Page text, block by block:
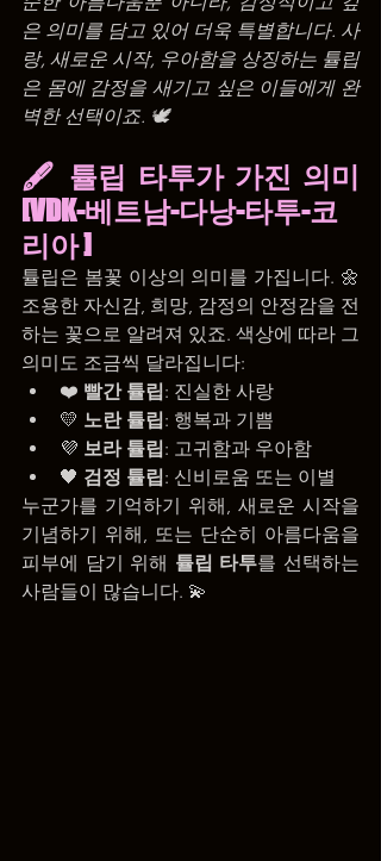
은 의미를 담고 있어 더욱 특별합니다. 사
랑, 새로운 시작, 우아함을 상징하는 튤립
은 몸에 감정을 새기고 싶은 이들에게 완
벽한 선택이죠. 🕊️
🖋️ 튤립 타투가 가진 의미
[VDK-베트남-다낭-타투-코
리아 ]
튤립은 봄꽃 이상의 의미를 가집니다. 🌼
조용한 자신감, 희망, 감정의 안정감을 전
하는 꽃으로 알려져 있죠. 색상에 따라 그
의미도 조금씩 달라집니다:
❤️ 빨간 튤립: 진실한 사랑
💛 노란 튤립: 행복과 기쁨
💜 보라 튤립: 고귀함과 우아함
🖤 검정 튤립: 신비로움 또는 이별
누군가를 기억하기 위해, 새로운 시작을
기념하기 위해, 또는 단순히 아름다움을
피부에 담기 위해 튤립 타투를 선택하는
사람들이 많습니다. 💫